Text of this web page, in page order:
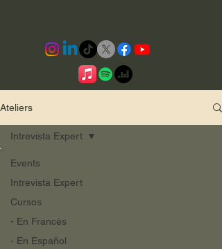
Ateliers
Events
Intrevista Expert
Cursos
- En Francès
- En Español
Intrevista Expert